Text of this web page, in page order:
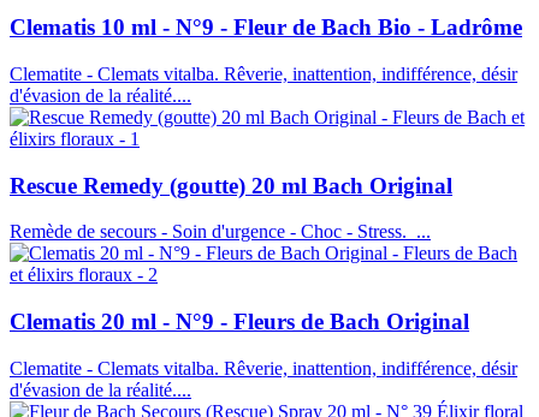
Clematis 10 ml - N°9 - Fleur de Bach Bio - Ladrôme
Clematite - Clemats vitalba. Rêverie, inattention, indifférence, désir
d'évasion de la réalité....
Rescue Remedy (goutte) 20 ml Bach Original
Remède de secours - Soin d'urgence - Choc - Stress. ...
Clematis 20 ml - N°9 - Fleurs de Bach Original
Clematite - Clemats vitalba. Rêverie, inattention, indifférence, désir
d'évasion de la réalité....